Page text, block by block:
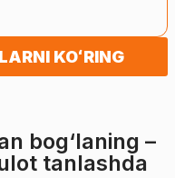
KOʻRING
bog‘laning –
tanlashda